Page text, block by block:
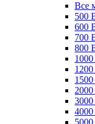
Все
500
600
700
800